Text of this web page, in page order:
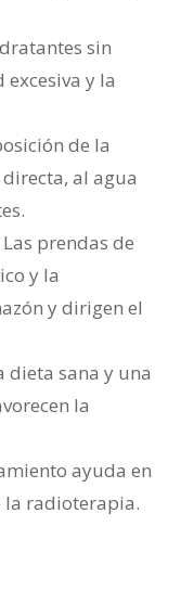
sin
y la
de la
al agua
Las prendas de
y la
y dirigen el
dieta sana y una
la
ayuda en
la radioterapia.